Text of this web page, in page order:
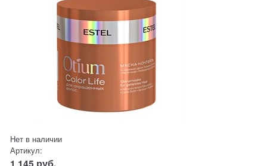
Нет в наличии
Артикул: